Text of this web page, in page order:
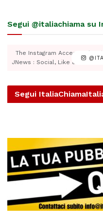
Segui @italiachiama su
The Instagram Access
JNews : Social, Like & View >
Segui